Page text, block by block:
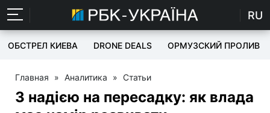
RU
ОБСТРЕЛ КИЕВА DRONE DEALS ОРМУЗСКИЙ ПРОЛИВ
Главная » Аналитика » Статьи
З надією на пересадку: як влада